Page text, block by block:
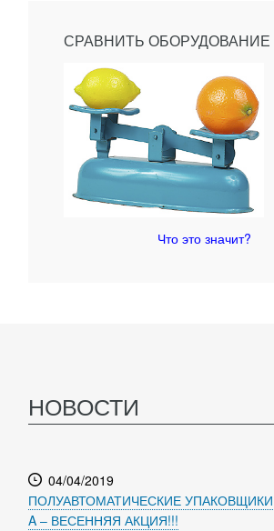
СРАВНИТЬ ОБОРУДОВАНИЕ
Что это значит?
НОВОСТИ
04/04/2019
ПОЛУАВТОМАТИЧЕСКИЕ УПАКОВЩИКИ
A – ВЕСЕННЯЯ АКЦИЯ!!!